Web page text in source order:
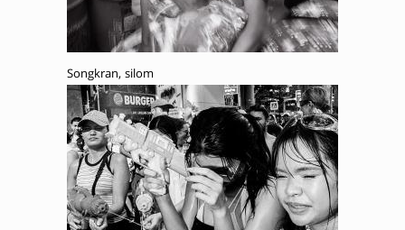
Songkran, silom